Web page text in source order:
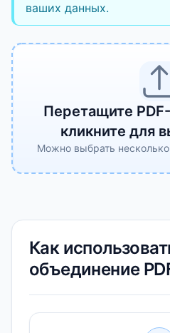
ваших данных.
Перетащите
кликните для
Можно выбрать
Как
объединение